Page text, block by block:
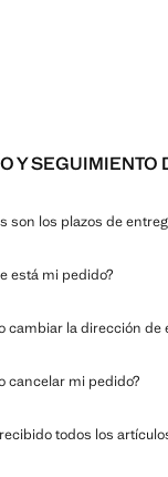
Y SEGUIMIENTO
son los plazos de
está mi pedido?
cambiar la dirección de
cancelar mi pedido?
todos los